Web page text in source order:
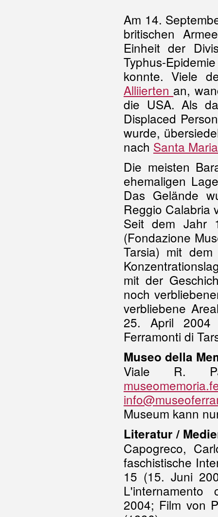
Am 14.
britischen
Einheit der
Typhus-
konnte. Viele
Alliierten an,
die USA. Als
Displaced
wurde,
nach Santa
Die meisten
ehemaligen
Das Gelände
Reggio Calabria
Seit dem Jahr
(Fondazione
Tarsia) mit
mit der
noch
verbliebene
25. April 2004
Ferramonti di
Museo della
Viale R.
Museum kann
Literatur /
Capogreco,
faschistische
15 (15. Juni
L'internamento
2004; Film von